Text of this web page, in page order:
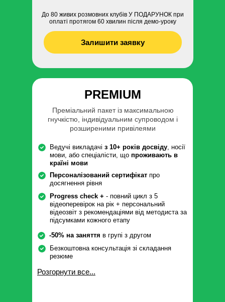
PREMIUM
Персоналізований сертифікат про
досягнення рівня
Ведучі викладачі з 10+ років досвіду, носії
мови, або спеціалісти, що проживають в
країні мови
Преміальний пакет із максимальною
гнучкістю, індивідуальним супроводом і
розширеними привілеями
Безкоштовна консультація зі складання
резюме
-50% на заняття в групі з другом
Progress check + - повний цикл з 5
відеоперевірок на рік + персональний
відеозвіт з рекомендаціями від методиста за
підсумками кожного етапу
До 80 живих розмовних клубів У ПОДАРУНОК при
оплаті протягом 60 хвилин після демо-уроку
Залишити заявку
Розгорнути все...